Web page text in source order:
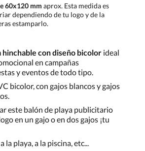
60x120 mm aprox. Esta medida es
dependiendo de tu logo y de la
estamparlo.
hinchable con diseño bicolor ideal
en campañas
y eventos de todo tipo.
bicolor, con gajos blancos y gajos
este balón de playa publicitario
en un gajo o en dos gajos ¡tu
la playa, a la piscina, etc...